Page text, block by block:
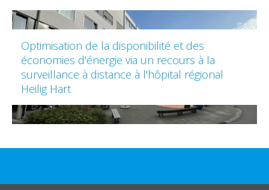
Optimisation de la disponibilité et des
économies d'énergie via un recours à la
surveillance à distance à l'hôpital régional
Heilig Hart